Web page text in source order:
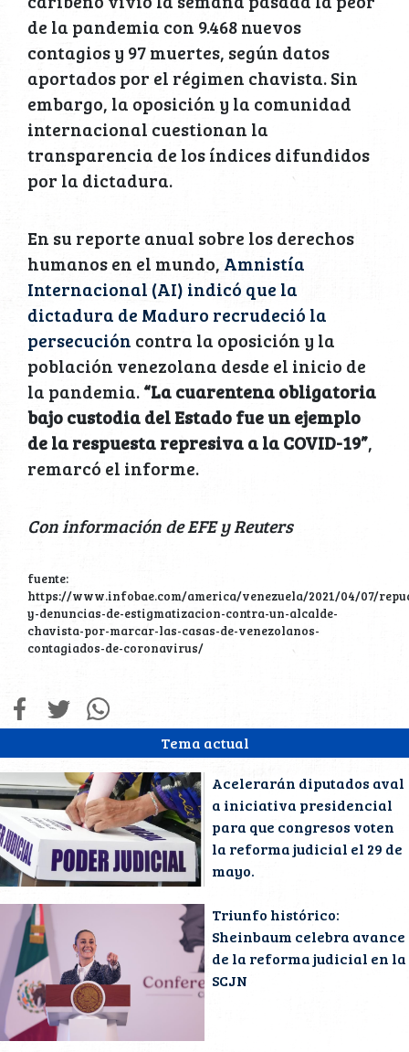
Tema actual
Acelerarán diputados aval
a iniciativa presidencial
para que congresos voten
la reforma judicial el 29 de
mayo.
Triunfo histórico:
Sheinbaum celebra avance
de la reforma judicial en la
SCJN
de la pandemia con 9.468 nuevos
contagios y 97 muertes, según datos
aportados por el régimen chavista. Sin
embargo, la oposición y la comunidad
internacional cuestionan la
transparencia de los índices difundidos
por la dictadura.
En su reporte anual sobre los derechos
humanos en el mundo, Amnistía
Internacional (AI) indicó que la
dictadura de Maduro recrudeció la
persecución contra la oposición y la
población venezolana desde el inicio de
la pandemia.“La cuarentena obligatoria
bajo custodia del Estado fue un ejemplo
de la respuesta represiva a la COVID-19”,
remarcó el informe.
Con información de EFE y Reuters
fuente:
https://www.infobae.com/america/venezuela/2021/04/07/
y-denuncias-de-estigmatizacion-contra-un-alcalde-
chavista-por-marcar-las-casas-de-venezolanos-
contagiados-de-coronavirus/